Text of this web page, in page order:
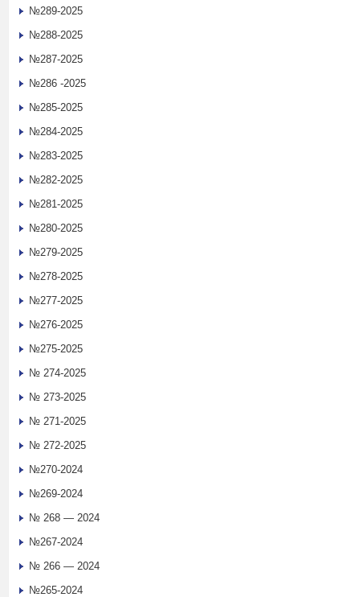
№289-2025
№288-2025
№287-2025
№286 -2025
№285-2025
№284-2025
№283-2025
№282-2025
№281-2025
№280-2025
№279-2025
№278-2025
№277-2025
№276-2025
№275-2025
№ 274-2025
№ 273-2025
№ 271-2025
№ 272-2025
№270-2024
№269-2024
№ 268 — 2024
№267-2024
№ 266 — 2024
№265-2024